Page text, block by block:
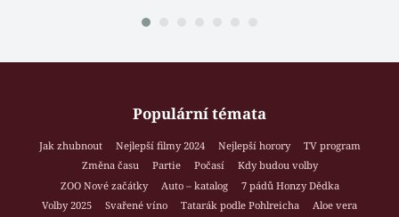
Populární témata
Jak zhubnout Nejlepší filmy 2024 Nejlepší horory
TV program
Změna času
Partie Počasí
Kdy budou volby
ZOO Nové začátky
Auto – katalog
7 pádů Honzy Dědka
Volby 2025
Svařené víno Tatarák podle Pohlreicha
Aloe vera